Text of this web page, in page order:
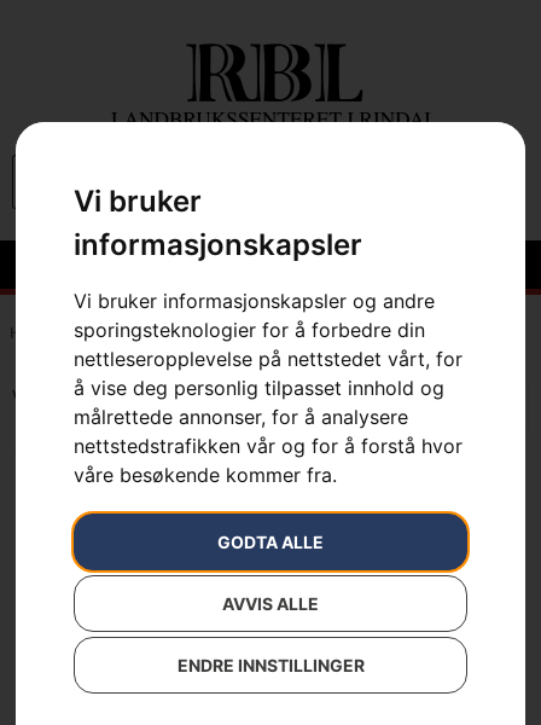
Vi bruker
informasjonskapsler
Vi bruker informasjonskapsler og andre
sporingsteknologier for å forbedre din
nettleseropplevelse på nettstedet vårt, for
å vise deg personlig tilpasset innhold og
målrettede annonser, for å analysere
nettstedstrafikken vår og for å forstå hvor
våre besøkende kommer fra.
GODTA ALLE
AVVIS ALLE
ENDRE INNSTILLINGER
Hem 7391736210010
Viser det ene resultatet